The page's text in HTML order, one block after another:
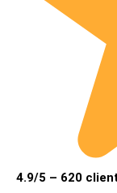
4.9/5 – 620